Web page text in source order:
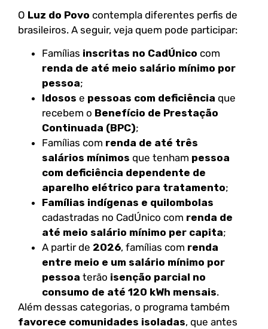
O Luz do Povo contempla diferentes perfis de
brasileiros. A seguir, veja quem pode participar:
Famílias inscritas no CadÚnico com
renda de até meio salário mínimo por
pessoa;
Idosos e pessoas com deficiência que
recebem o Benefício de Prestação
Continuada (BPC);
Famílias com renda de até três
salários mínimos que tenham pessoa
com deficiência dependente de
aparelho elétrico para tratamento;
Famílias indígenas e quilombolas
cadastradas no CadÚnico com renda de
até meio salário mínimo per capita;
A partir de 2026, famílias com renda
entre meio e um salário mínimo por
pessoa terão isenção parcial no
consumo de até 120 kWh mensais.
Além dessas categorias, o programa também
favorece comunidades isoladas, que antes